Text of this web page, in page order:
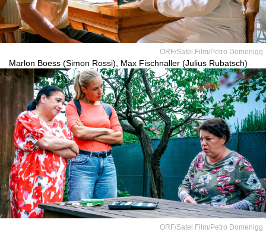
ORF/Satel Film/Petro Domenigg
Marlon Boess (Simon Rossi), Max Fischnaller (Julius Rubatsch)
ORF/Satel Film/Petro Domenigg